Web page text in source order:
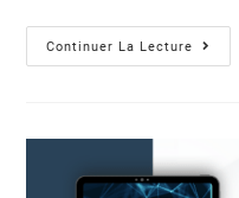
Continuer La Lecture